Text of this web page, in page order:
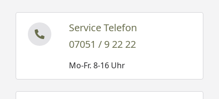
Service Telefon
07051 / 9 22 22
Mo-Fr. 8-16 Uhr